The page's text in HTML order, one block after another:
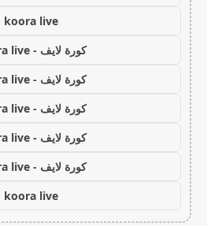
koora live
كورة لايف - koora live
كورة لايف - koora live
كورة لايف - koora live
كورة لايف - koora live
كورة لايف - koora live
koora live